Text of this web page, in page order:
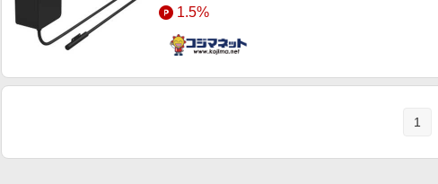
1.5%
1